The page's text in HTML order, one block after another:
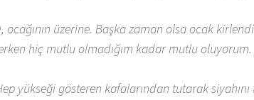
ocağının üzerine. Başka zaman olsa ocak
hiç mutlu olmadığım kadar mutlu oluyorum.
yükseği gösteren kafalarından tutarak